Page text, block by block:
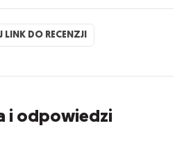
LINK DO RECENZJI
i odpowiedzi